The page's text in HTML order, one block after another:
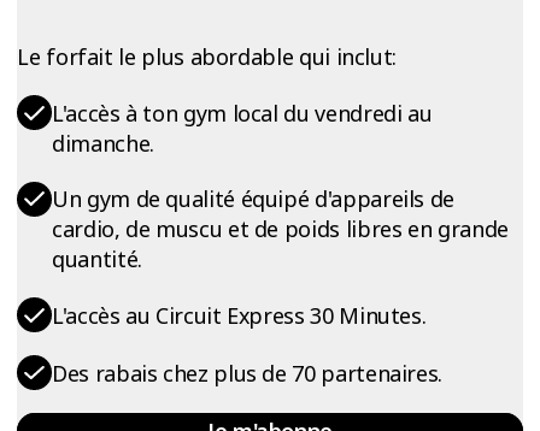
Le forfait le plus abordable qui inclut:
L'accès à ton gym local du vendredi au
dimanche.
Un gym de qualité équipé d'appareils de
cardio, de muscu et de poids libres en grande
quantité.
L'accès au Circuit Express 30 Minutes.
Des rabais chez plus de 70 partenaires.